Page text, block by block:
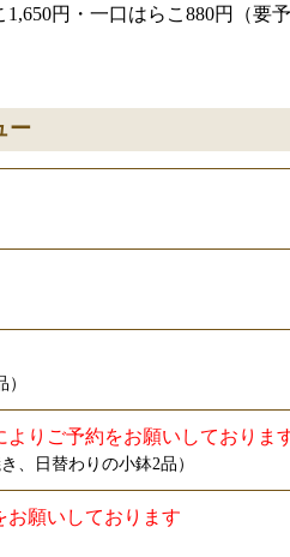
円・一口はらこ880円（要
ー
りご予約をお願いしておりま
、日替わりの小鉢2品）
願いしております